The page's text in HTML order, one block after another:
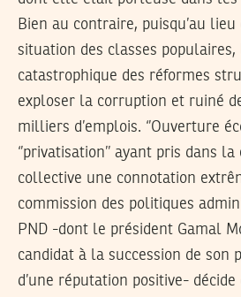
Bien au contraire, puisqu’au
situation des classes
catastrophique des réformes
exploser la corruption et ruiné
milliers d’emplois. ‘’Ouverture
‘’privatisation’’ ayant pris dans
collective une connotation
commission des politiques
PND -dont le président Gamal
candidat à la succession de son
d’une réputation positive-